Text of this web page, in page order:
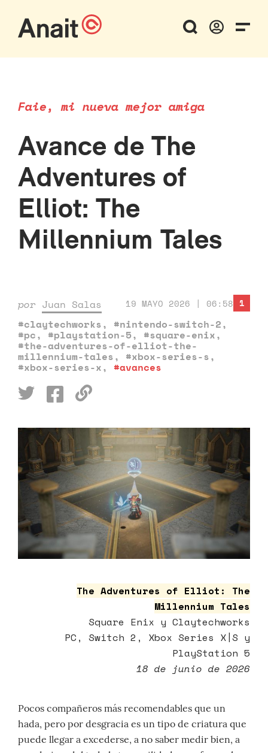
Faie, mi nueva mejor amiga
Avance de The
Adventures of
Elliot: The
Millennium Tales
por Juan Salas 19 MAYO 2026 | 06:58
#claytechworks, #nintendo-switch-2,
#pc, #playstation-5, #square-enix,
#the-adventures-of-elliot-the-
millennium-tales, #xbox-series-s,
#xbox-series-x, #avances
1
The Adventures of Elliot: The
Millennium Tales
Square Enix y Claytechworks
PC, Switch 2, Xbox Series X|S y
PlayStation 5
18 de junio de 2026
Pocos compañeros más recomendables que un
hada, pero por desgracia es un tipo de criatura que
puede llegar a excederse, a no saber medir bien, a